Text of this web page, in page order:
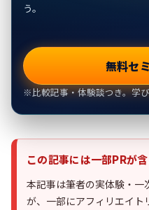
う。
無料セ
※比較記事・体験談つき。学
この記事には一部PRが
本記事は筆者の実体験・一
が、一部にアフィリエイト